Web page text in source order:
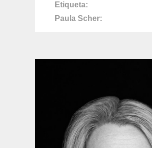
Etiqueta
Paula Scher